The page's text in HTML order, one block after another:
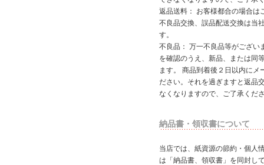
返品送料： お客様都合の場合は
不良品交換、誤品配送交換は当
す。
不良品： 万一不良品等がござい
を確認のうえ、新品、または同
ます。 商品到着後２日以内にメ
ださい。それを過ぎますと返品
なくなりますので、ご了承くだ
納品書・領収書について
当店では、紙資源の節約・個人
は「納品書、領収書」を同封し